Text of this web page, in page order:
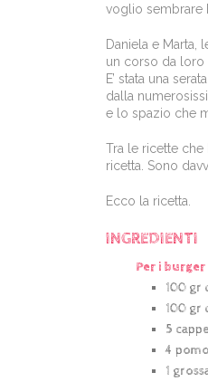
voglio sembrare
Daniela e Marta,
un corso da loro
E’ stata una
dalla
e lo spazio che
Tra le ricette
ricetta. Sono
Ecco la ricetta.
INGREDIENTI
Per i burger
100 gr
100 gr
5
4
1